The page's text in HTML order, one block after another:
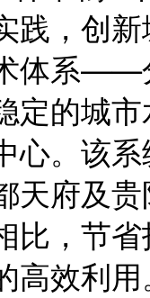
践，创
体系——
定的城
心。该
天府及
比，节
高效利